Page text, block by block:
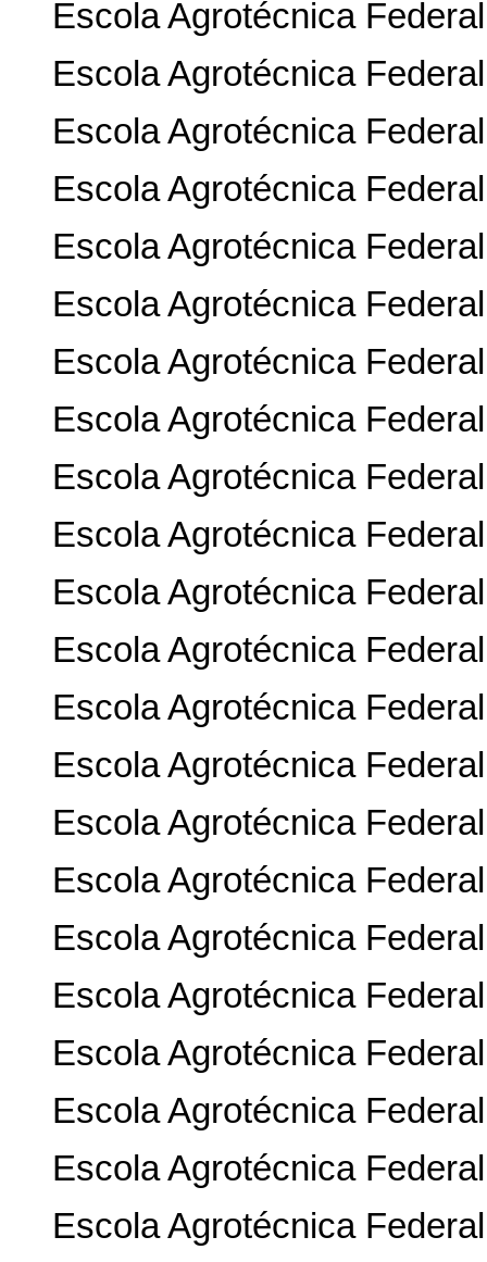
Escola Agrotécnica
Escola Agrotécnica
Escola Agrotécnica
Escola Agrotécnica
Escola Agrotécnica
Escola Agrotécnica
Escola Agrotécnica
Escola Agrotécnica
Escola Agrotécnica
Escola Agrotécnica
Escola Agrotécnica
Escola Agrotécnica
Escola Agrotécnica
Escola Agrotécnica
Escola Agrotécnica
Escola Agrotécnica
Escola Agrotécnica
Escola Agrotécnica
Escola Agrotécnica
Escola Agrotécnica
Escola Agrotécnica
Escola Agrotécnica